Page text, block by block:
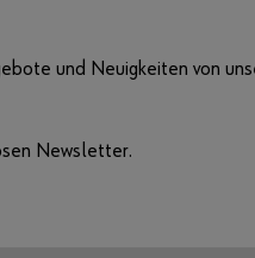
und Neuigkeiten von
Newsletter.